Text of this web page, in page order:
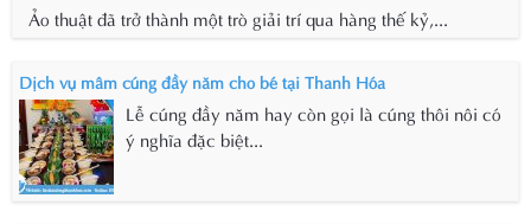
Ảo thuật đã trở thành một trò giải trí qua hàng thế kỷ,...
Dịch vụ mâm cúng đầy năm cho bé tại Thanh Hóa
Lễ cúng đầy năm hay còn gọi là cúng thôi nôi có
ý nghĩa đặc biệt...